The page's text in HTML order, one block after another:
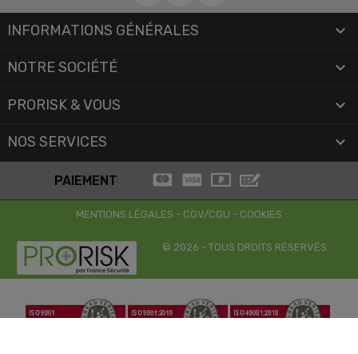
INFORMATIONS GÉNÉRALES 
NOTRE SOCIÉTÉ 
PRORISK & VOUS 
NOS SERVICES 
PAIEMENT
MENTIONS LÉGALES - CGV/CGU - COOKIES
© 2026 - TOUS DROITS RÉSERVÉS